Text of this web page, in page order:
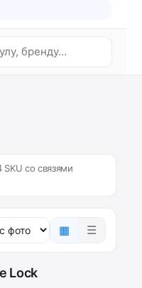
SKU со связями
▦ ☰
Lock